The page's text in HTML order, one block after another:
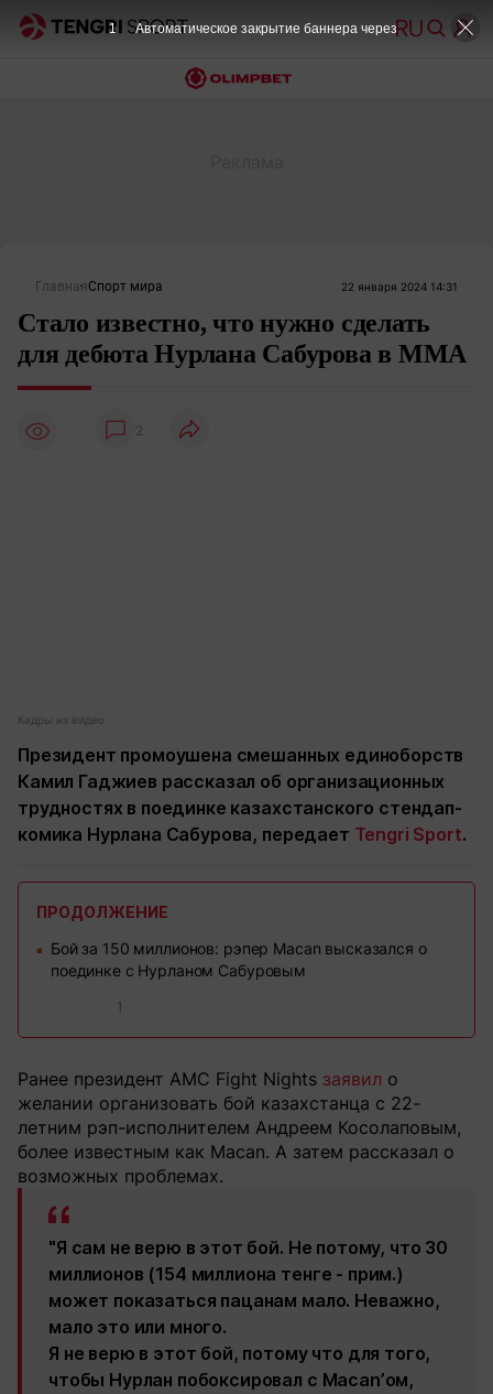
Главная Спорт мира 22 января 2024 14:31
Стало известно, что нужно сделать
для дебюта Нурлана Сабурова в ММА
2
Кадры из видео
Президент промоушена смешанных единоборств
Камил Гаджиев рассказал об организационных
трудностях в поединке казахстанского стендап-
комика Нурлана Сабурова, передает Tengri Sport.
ПРОДОЛЖЕНИЕ
■
Бой за 150 миллионов: рэпер Macan высказался о
поединке с Нурланом Сабуровым
1
Ранее президент AMC Fight Nights заявил о
желании организовать бой казахстанца с 22-
летним рэп-исполнителем Андреем Косолаповым,
более известным как Macan. А затем рассказал о
возможных проблемах.
"Я сам не верю в этот бой. Не потому, что 30
миллионов (154 миллиона тенге - прим.)
может показаться пацанам мало. Неважно,
мало это или много.
Я не верю в этот бой, потому что для того,
чтобы Нурлан побоксировал с Macan’ом,